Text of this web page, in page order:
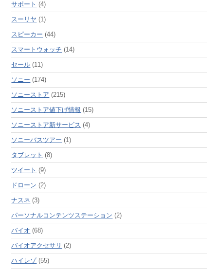
サポート (4)
スーリヤ (1)
スピーカー (44)
スマートウォッチ (14)
セール (11)
ソニー (174)
ソニーストア (215)
ソニーストア値下げ情報 (15)
ソニーストア新サービス (4)
ソニーバスツアー (1)
タブレット (8)
ツイート (9)
ドローン (2)
ナスネ (3)
パーソナルコンテンツステーション (2)
バイオ (68)
バイオアクセサリ (2)
ハイレゾ(55)